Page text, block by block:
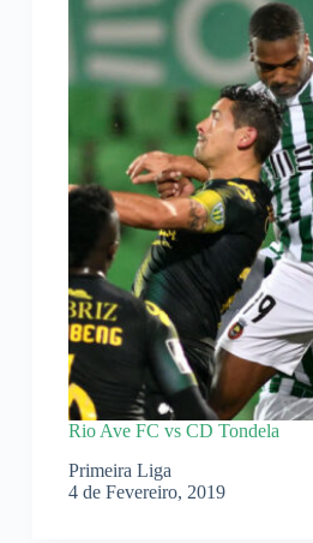
Rio Ave FC vs CD Tondela
Primeira Liga
4 de Fevereiro, 2019